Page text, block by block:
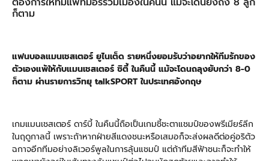
ก็ตาม
แฟนบอลแมนเชสเตอร์ ยูไนเต็ด รายหนึ่งยอมรับว่าอยากให้ทีมรักของ
ตัวเองแพ้ให้กับแมนเชสเตอร์ ซิตี้ ในคืนนี้ แม้จะโดนถลุงยับกว่า 8-0
ก็ตาม ผ่านรายการวิทยุ talkSPORT ในประเทศอังกฤษ
เกมแมนเชสเตอร์ ดาร์บี้ ในคืนนี้ถือเป็นเกมชี้ชะตาแชมป์ของพรีเมียร์ลีก
ในฤดูกาลนี้ เพราะถ้าหากฝ่ายสีแดงชนะหรือเสมอก็จะส่งผลดีต่อคู่อริตัว
ฉกาจอีกทีมอย่างลิเวอร์พูลในการลุ้นแชมป์ แต่ถ้าทีมสีฟ้าชนะก็จะทำให้